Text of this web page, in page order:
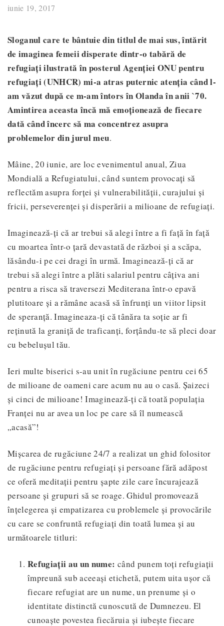
iunie 19, 2017
Sloganul care te bântuie din titlul de mai sus, întărit
de imaginea femeii disperate dintr-o tabără de
refugiați ilustrată în posterul Agenției ONU pentru
refugiați (UNHCR) mi-a atras puternic atenția când l-
am văzut după ce m-am întors în Olanda în anii `70.
Amintirea aceasta încă mă emoționează de fiecare
dată când încerc să ma concentrez asupra
problemelor din jurul meu.
Mâine, 20 iunie, are loc evenimentul anual, Ziua
Mondială a Refugiatului, când suntem provocați să
reflectăm asupra forței și vulnerabilității, curajului și
fricii, perseverenței și disperării a milioane de refugiați.
Imaginează-ți că ar trebui să alegi între a fi față în față
cu moartea într-o țară devastată de război și a scăpa,
lăsându-i pe cei dragi în urmă. Imaginează-ți că ar
trebui să alegi între a plăti salariul pentru câțiva ani
pentru a risca să traversezi Mediterana într-o epavă
plutitoare și a rămâne acasă să înfrunți un viitor lipsit
de speranță. Imagineaza-ți că tânăra ta soție ar fi
reținută la graniță de traficanți, forțându-te să pleci doar
cu bebelușul tău.
Ieri multe biserici s-au unit în rugăciune pentru cei 65
de milioane de oameni care acum nu au o casă. Șaizeci
și cinci de milioane! Imaginează-ți că toată populația
Franței nu ar avea un loc pe care să îl numească
„acasă”!
Mișcarea de rugăciune 24/7 a realizat un ghid folositor
de rugăciune pentru refugiați și persoane fără adăpost
ce oferă meditații pentru șapte zile care încurajează
persoane și grupuri să se roage. Ghidul promovează
înțelegerea și empatizarea cu problemele și provocările
cu care se confruntă refugiați din toată lumea și au
următoarele titluri:
Refugiații au un nume: când punem toți refugiații
împreună sub aceeași etichetă, putem uita ușor că
fiecare refugiat are un nume, un prenume și o
identitate distinctă cunoscută de Dumnezeu. El
cunoaște povestea fiecăruia și iubește fiecare